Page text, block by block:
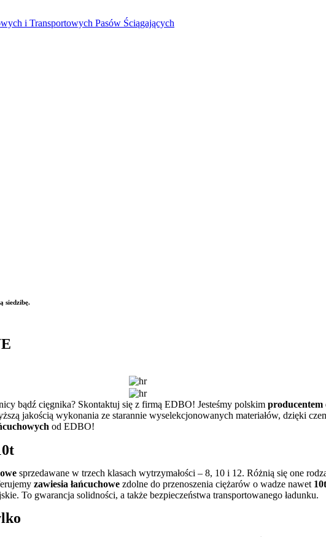
siedzibę.
bądź cięgnika? Skontaktuj się z firmą EDBO! Jesteśmy polskim producentem
jakością wykonania ze starannie wyselekcjonowanych materiałów, dzięki
od EDBO!
sprzedawane w trzech klasach wytrzymałości – 8, 10 i 12. Różnią się one
zawiesia łańcuchowe zdolne do przenoszenia ciężarów o wadze nawet 10t
To gwarancja solidności, a także bezpieczeństwa transportowanego ładunku.